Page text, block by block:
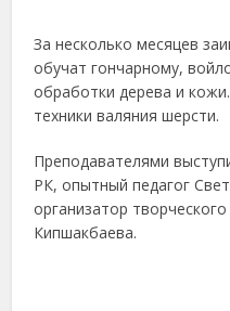
За несколько месяцев
обучат гончарному,
обработки дерева и
техники валяния шерсти.
Преподавателями
РК, опытный педагог
организатор
Кипшакбаева.